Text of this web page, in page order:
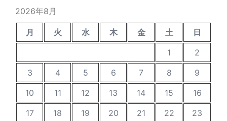
2026年8月
月 火 水 木 金 土
日
1
2
3
4 5 6 7 8
9
10
11 12 13 14 15
16
17
18 19 20 21 22
23